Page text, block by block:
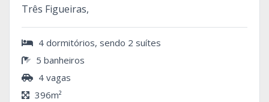
Três Figueiras,
4 dormitórios, sendo 2 suítes
5 banheiros
4 vagas
396m²